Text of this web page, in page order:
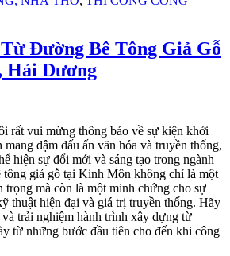
Đường Bê Tông Giả Gỗ
Dương
rất vui mừng thông báo về sự kiện khởi
đậm dấu ấn văn hóa và truyền thống,
hiện sự đổi mới và sáng tạo trong ngành
giả gỗ tại Kinh Môn không chỉ là một
trọng mà còn là một minh chứng cho sự
thuật hiện đại và giá trị truyền thống. Hãy
trải nghiệm hành trình xây dựng từ
từ những bước đầu tiên cho đến khi công